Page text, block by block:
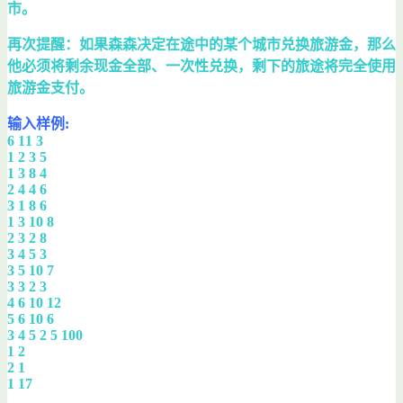
市。
再次提醒：如果森森决定在途中的某个城市兑换旅游金，那么
他必须将剩余现金全部、一次性兑换，剩下的旅途将完全使用
旅游金支付。
输入样例:
6 11 3
1 2 3 5
1 3 8 4
2 4 4 6
3 1 8 6
1 3 10 8
2 3 2 8
3 4 5 3
3 5 10 7
3 3 2 3
4 6 10 12
5 6 10 6
3 4 5 2 5 100
1 2
2 1
1 17